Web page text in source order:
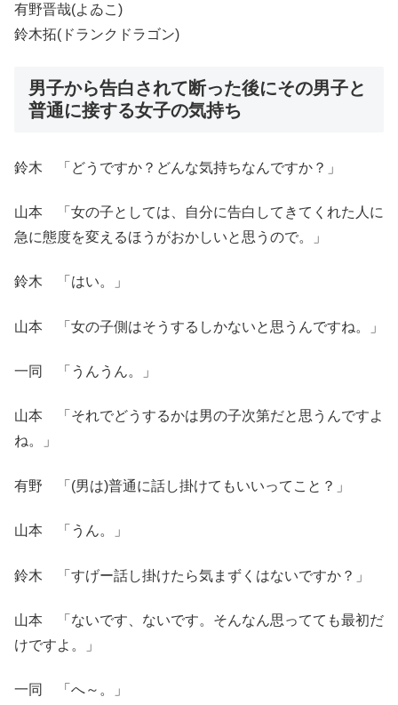
有野晋哉(よゐこ)
鈴木拓(ドランクドラゴン)
男子から告白されて断った後にその男子と
普通に接する女子の気持ち
鈴木 「どうですか？どんな気持ちなんですか？」
山本 「女の子としては、自分に告白してきてくれた人に
急に態度を変えるほうがおかしいと思うので。」
鈴木 「はい。」
山本 「女の子側はそうするしかないと思うんですね。」
一同 「うんうん。」
山本 「それでどうするかは男の子次第だと思うんですよ
ね。」
有野 「(男は)普通に話し掛けてもいいってこと？」
山本 「うん。」
鈴木 「すげー話し掛けたら気まずくはないですか？」
山本 「ないです、ないです。そんなん思ってても最初だ
けですよ。」
一同 「へ～。」